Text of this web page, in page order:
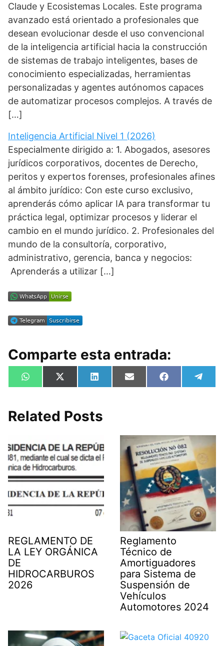
Claude y Ecosistemas Locales. Este programa
avanzado está orientado a profesionales que
desean evolucionar desde el uso convencional
de la inteligencia artificial hacia la construcción
de sistemas de trabajo inteligentes, bases de
conocimiento especializadas, herramientas
personalizadas y agentes autónomos capaces
de automatizar procesos complejos. A través de
[…]
Inteligencia Artificial Nivel 1 (2026)
Especialmente dirigido a: 1. Abogados, asesores
jurídicos corporativos, docentes de Derecho,
peritos y expertos forenses, profesionales afines
al ámbito jurídico: Con este curso exclusivo,
aprenderás cómo aplicar IA para transformar tu
práctica legal, optimizar procesos y liderar el
cambio en el mundo jurídico. 2. Profesionales del
mundo de la consultoría, corporativo,
administrativo, gerencia, banca y negocios:
Aprenderás a utilizar […]
Comparte esta entrada:
Compartir
en
W
h
s
A
Compartir
en
X
(
i
t
r
)
Compartir
en
L
i
e
d
Compartir
en
E
m
Compartir
en
F
a
k
en
e
m
Related Posts
REGLAMENTO DE
LA LEY ORGÁNICA
DE
HIDROCARBUROS
2026
Reglamento
Técnico de
Amortiguadores
para Sistema de
Suspensión de
Vehículos
Automotores 2024